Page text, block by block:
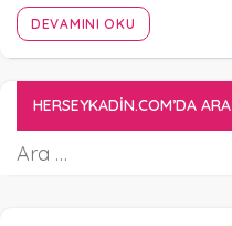
DEVAMINI OKU
HERSEYKADIN.COM’DA ARA